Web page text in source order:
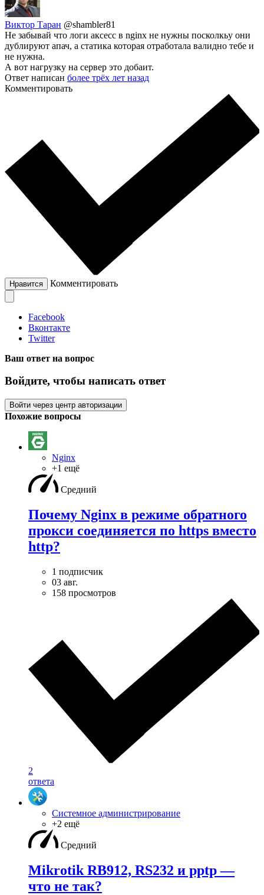
Виктор Таран @shambler81
Не забывай что логи аксесс в nginx не нужны посколкьу они
дублируют апач, а статика которая отработала валидно тебе и
не нужна.
А вот нагрузку на сервер это добаит.
Ответ написан более трёх лет назад
Комментировать
Нравится Комментировать
Facebook
Вконтакте
Twitter
Ваш ответ на вопрос
Войдите, чтобы написать ответ
Войти через центр авторизации
Похожие вопросы
Nginx
+1 ещё
Средний
Почему Nginx в режиме обратного
прокси соединяется по https вместо
http?
1 подписчик
03 авг.
158 просмотров
2
ответа
Системное администрирование
+2 ещё
Средний
Mikrotik RB912, RS232 и pptp —
что не так?